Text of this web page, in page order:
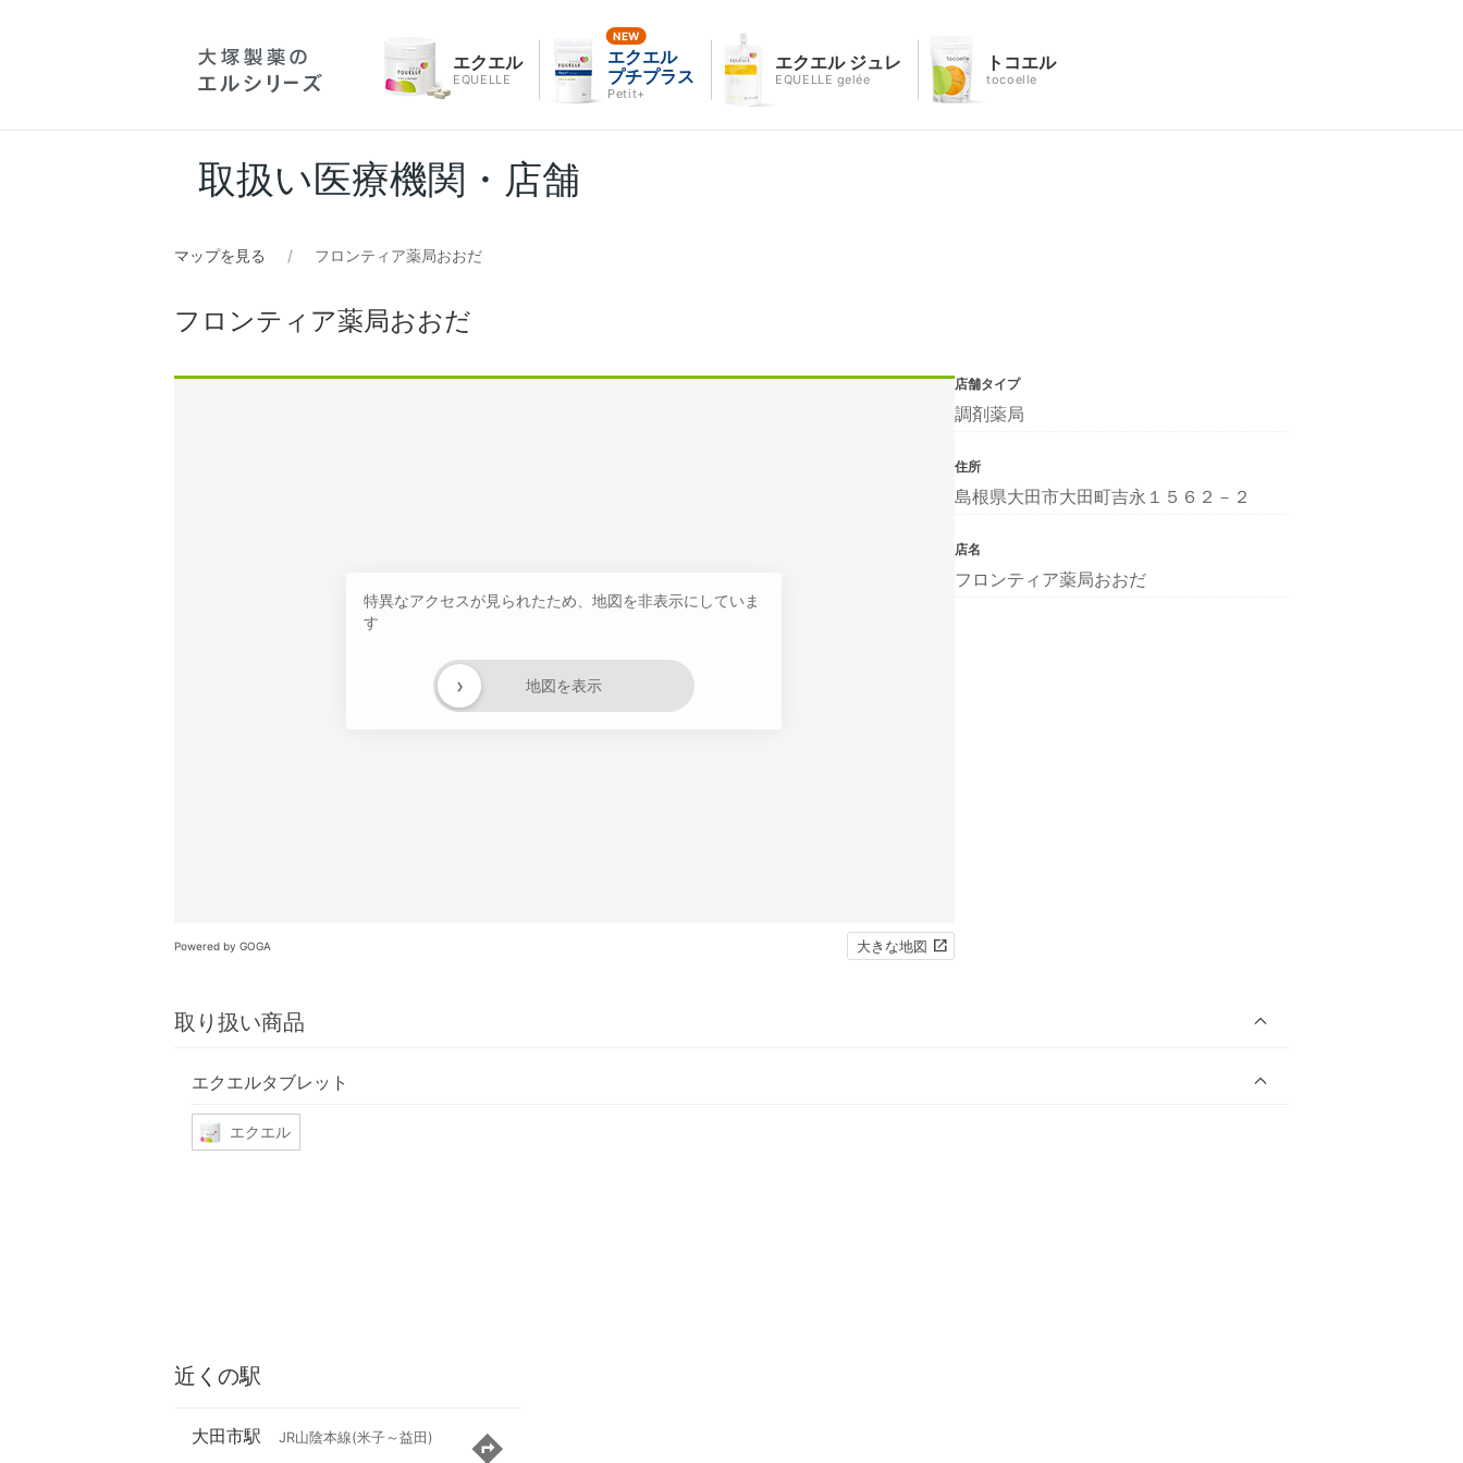
エクエル
EQUELLE
エクエル
プチプラス
Petit+
エクエル ジュレ
EQUELLE gelée
トコエル
tocoelle
取扱い医療機関・店舗
マップを見る フロンティア薬局おおだ
フロンティア薬局おおだ
特異なアクセスが見られたため、地図を非表示にしていま
す
地図を表示
›
Powered by GOGA 大きな地図
取り扱い商品
エクエルタブレット
エクエル
店舗タイプ
調剤薬局
住所
島根県大田市大田町吉永１５６２－２
店名
フロンティア薬局おおだ
近くの駅
大田市駅 JR山陰本線(米子～益田)